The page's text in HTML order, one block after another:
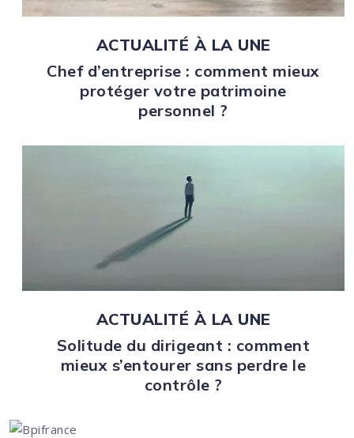
ACTUALITÉ À LA UNE
Chef d’entreprise : comment mieux
protéger votre patrimoine
personnel ?
ACTUALITÉ À LA UNE
Solitude du dirigeant : comment
mieux s’entourer sans perdre le
contrôle ?